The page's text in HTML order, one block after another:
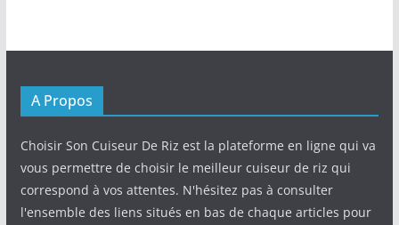
A Propos
Choisir Son Cuiseur De Riz est la plateforme en ligne qui va
vous permettre de choisir le meilleur cuiseur de riz qui
correspond à vos attentes. N'hésitez pas à consulter
l'ensemble des liens situés en bas de chaque articles pour